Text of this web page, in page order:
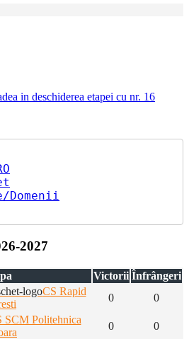
in deschiderea etapei cu nr. 16
Domenii
2027
Victorii Înfrângeri
CS Rapid
0 0
SCM Politehnica
0 0